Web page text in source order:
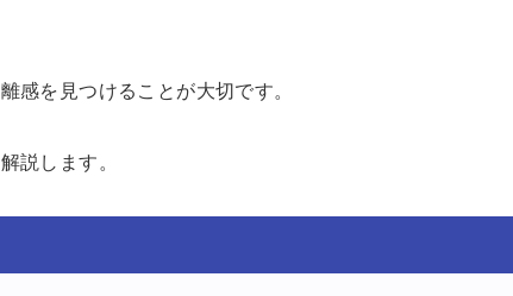
感を見つけることが大切です。
説します。